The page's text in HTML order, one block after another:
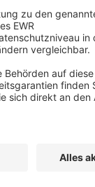
Erfolgs“